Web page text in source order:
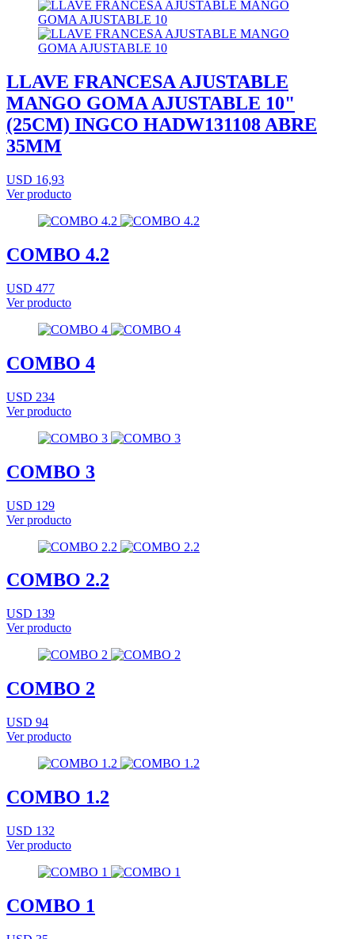
LLAVE FRANCESA AJUSTABLE
MANGO GOMA AJUSTABLE 10"
(25CM) INGCO HADW131108 ABRE
35MM
USD 16,93
Ver producto
COMBO 4.2
USD 477
Ver producto
COMBO 4
USD 234
Ver producto
COMBO 3
USD 129
Ver producto
COMBO 2.2
USD 139
Ver producto
COMBO 2
USD 94
Ver producto
COMBO 1.2
USD 132
Ver producto
COMBO 1